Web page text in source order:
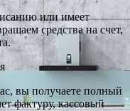
или имеет
средства на счет,
вы получаете полный
фактуру, кассовый